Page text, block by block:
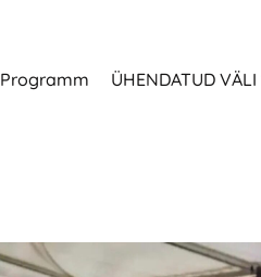
Programm ÜHENDATUD